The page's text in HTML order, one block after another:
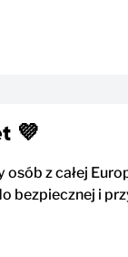
💜
z całej
bezpiecznej i